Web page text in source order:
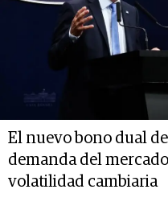
El nuevo bono dual
demanda del
volatilidad cambiaria